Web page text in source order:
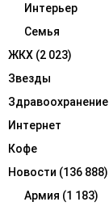
Интерьер
Семья
ЖКХ (2 023)
Звезды
Здравоохранение
Интернет
Кофе
Новости (136 888)
Армия (1 183)